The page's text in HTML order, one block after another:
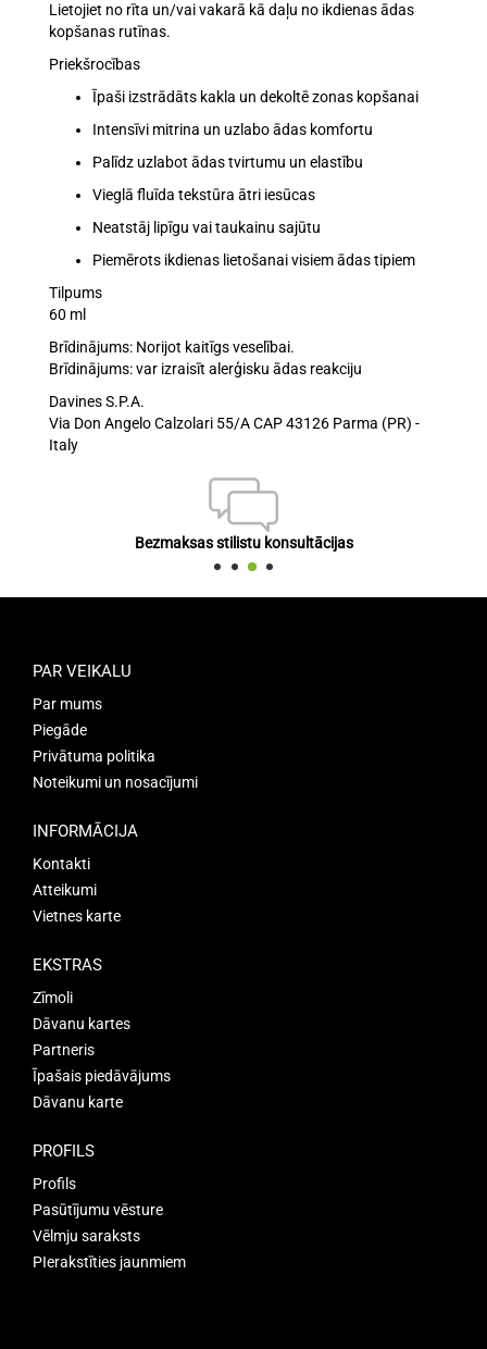
Lietojiet no rīta un/vai vakarā kā daļu no ikdienas ādas
kopšanas rutīnas.
Priekšrocības
Īpaši izstrādāts kakla un dekoltē zonas kopšanai
Intensīvi mitrina un uzlabo ādas komfortu
Palīdz uzlabot ādas tvirtumu un elastību
Vieglā fluīda tekstūra ātri iesūcas
Neatstāj lipīgu vai taukainu sajūtu
Piemērots ikdienas lietošanai visiem ādas tipiem
Tilpums
60 ml
Brīdinājums: Norijot kaitīgs veselībai.
Brīdinājums:var izraisīt alerģisku ādas reakciju
Davines S.P.A.
Via Don Angelo Calzolari 55/A CAP 43126 Parma (PR) -
Italy
Bezmaksas stilistu konsultācijas
PAR VEIKALU
Par mums
Piegāde
Privātuma politika
Noteikumi un nosacījumi
INFORMĀCIJA
Kontakti
Atteikumi
Vietnes karte
EKSTRAS
Zīmoli
Dāvanu kartes
Partneris
Īpašais piedāvājums
Dāvanu karte
PROFILS
Profils
Pasūtījumu vēsture
Vēlmju saraksts
PIerakstīties jaunmiem